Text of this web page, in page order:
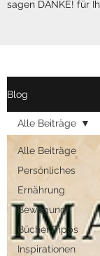
sagen DANKE! für
Blog
Alle Beiträge
Persönliches
Ernährung
Bewegung
Bücher Tipps
Inspirationen
Alle Beiträge